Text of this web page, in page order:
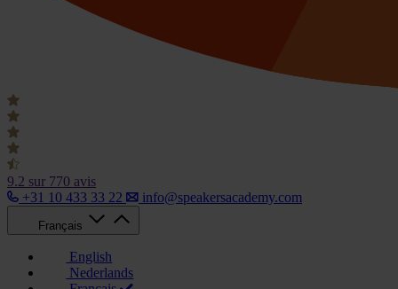
9.2 sur 770 avis
+31 10 433 33 22
info@speakersacademy.com
Français
English
Nederlands